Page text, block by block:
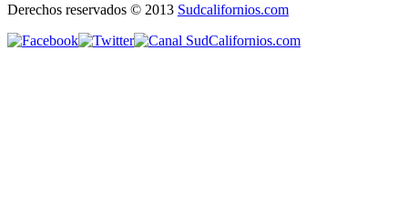
Derechos reservados © 2013 Sudcalifornios.com